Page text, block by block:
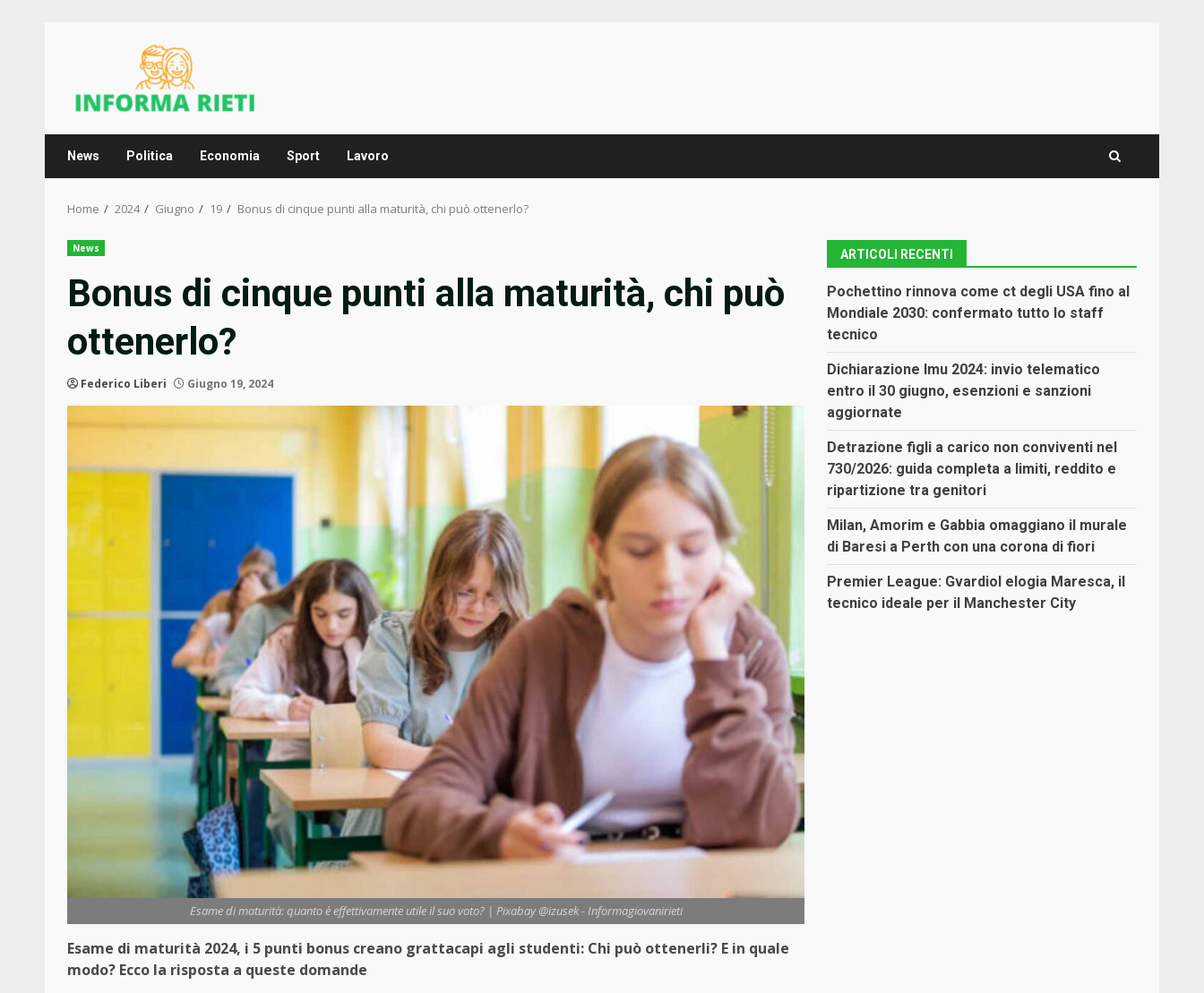
News Politica Economia Sport Lavoro
Home 2024 Giugno 19 Bonus di cinque punti alla maturità, chi può ottenerlo?
News
Bonus di cinque punti alla maturità, chi può
ottenerlo?
Federico Liberi Giugno 19, 2024
Esame di maturità: quanto è effettivamente utile il suo voto? | Pixabay @izusek - Informagiovanirieti
Esame di maturità 2024, i 5 punti bonus creano grattacapi agli studenti: Chi può ottenerli? E in quale
modo? Ecco la risposta a queste domande
ARTICOLI RECENTI
Pochettino rinnova come ct degli USA fino al
Mondiale 2030: confermato tutto lo staff
tecnico
Dichiarazione Imu 2024: invio telematico
entro il 30 giugno, esenzioni e sanzioni
aggiornate
Detrazione figli a carico non conviventi nel
730/2026: guida completa a limiti, reddito e
ripartizione tra genitori
Milan, Amorim e Gabbia omaggiano il murale
di Baresi a Perth con una corona di fiori
Premier League: Gvardiol elogia Maresca, il
tecnico ideale per il Manchester City